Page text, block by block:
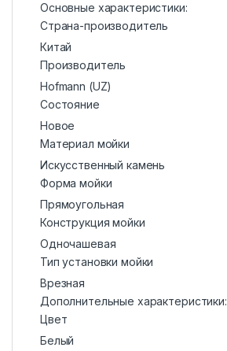
Основные характеристики:
Страна-производитель
Китай
Производитель
Hofmann (UZ)
Состояние
Новое
Материал мойки
Искусственный камень
Форма мойки
Прямоугольная
Конструкция мойки
Одночашевая
Тип установки мойки
Врезная
Дополнительные характеристики:
Цвет
Белый